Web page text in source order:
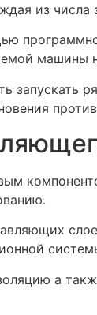
из числа
машины
запускать
а